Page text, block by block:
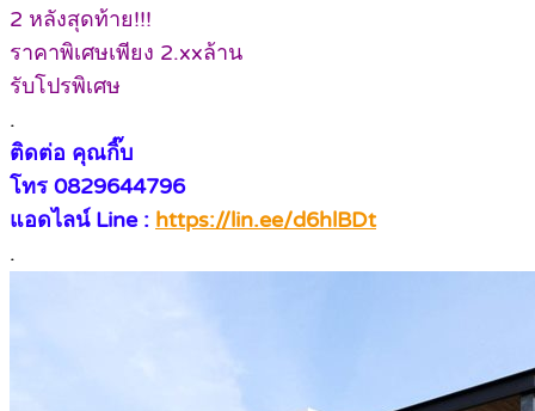
2 หลังสุดท้าย!!!
ราคาพิเศษเพียง 2.xxล้าน
รับโปรพิเศษ
.
ติดต่อ คุณกิ๊บ
โทร 0829644796
แอดไลน์ Line : https://lin.ee/d6hlBDt
.